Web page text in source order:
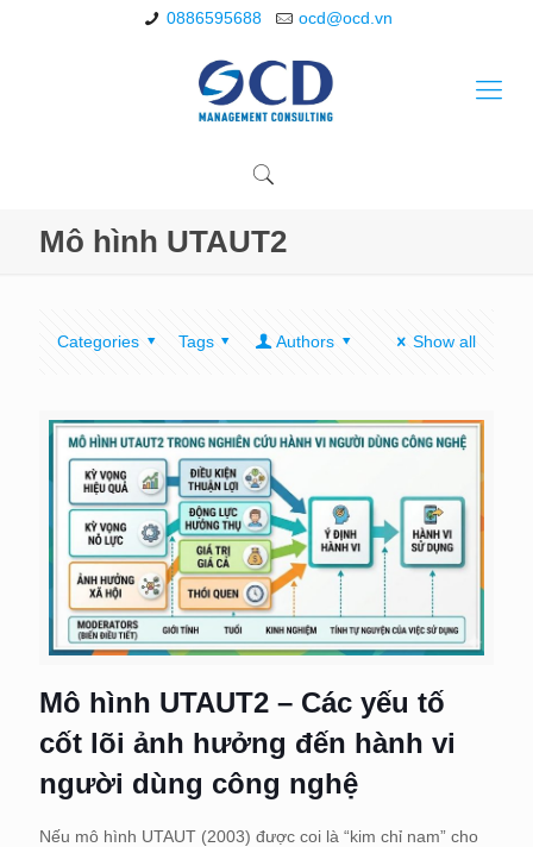
0886595688 ocd@ocd.vn
Mô hình UTAUT2
Categories Tags Authors Show all
Mô hình UTAUT2 – Các yếu tố
cốt lõi ảnh hưởng đến hành vi
người dùng công nghệ
Nếu mô hình UTAUT (2003) được coi là “kim chỉ nam” cho